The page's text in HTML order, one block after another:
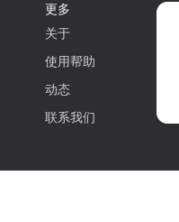
更多
关于
使用帮助
动态
联系我们